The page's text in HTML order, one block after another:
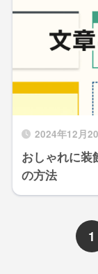
2024年12月
おしゃれに装
の方法
1